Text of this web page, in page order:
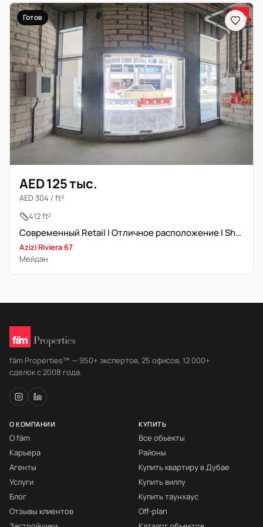
Готов
AED 125 тыс.
AED 304 / ft²
412 ft²
Современный Retail | Отличное расположение | Shell & Core
Azizi Riviera 67
Мейдан
fäm Properties™ — 950+ экспертов, 25 офисов, 12 000+
сделок с 2008 года.
О КОМПАНИИ
О fäm
Карьера
Агенты
Услуги
Блог
Отзывы клиентов
КУПИТЬ
Все объекты
Районы
Купить квартиру в Дубае
Купить виллу
Купить таунхаус
Off-plan